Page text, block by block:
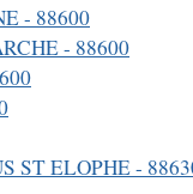
- 88600
- 88600
ST ELOPHE -